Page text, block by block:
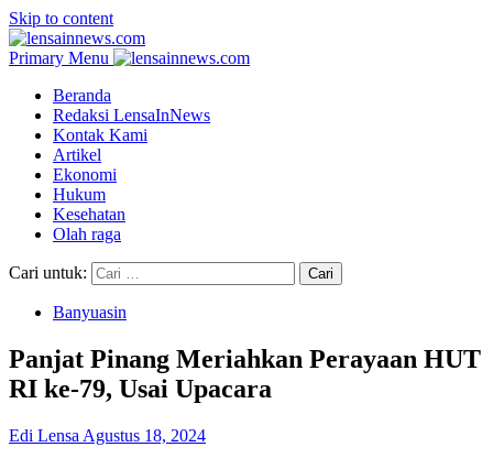
Skip to content
Primary Menu
Beranda
Redaksi LensaInNews
Kontak Kami
Artikel
Ekonomi
Hukum
Kesehatan
Olah raga
Cari untuk:
Banyuasin
Panjat Pinang Meriahkan Perayaan HUT
RI ke-79, Usai Upacara
Edi Lensa Agustus 18, 2024